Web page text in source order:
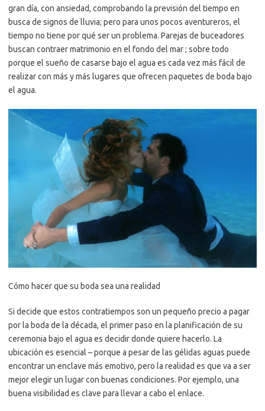
gran día, con ansiedad, comprobando la previsión del tiempo en
busca de signos de lluvia; pero para unos pocos aventureros, el
tiempo no tiene por qué ser un problema. Parejas de buceadores
buscan contraer matrimonio en el fondo del mar ; sobre todo
porque el sueño de casarse bajo el agua es cada vez más fácil de
realizar con más y más lugares que ofrecen paquetes de boda bajo
el agua.
Cómo hacer que su boda sea una realidad
Si decide que estos contratiempos son un pequeño precio a pagar
por la boda de la década, el primer paso en la planificación de su
ceremonia bajo el agua es decidir donde quiere hacerlo. La
ubicación es esencial – porque a pesar de las gélidas aguas puede
encontrar un enclave más emotivo, pero la realidad es que va a ser
mejor elegir un lugar con buenas condiciones. Por ejemplo, una
buena visibilidad es clave para llevar a cabo el enlace.